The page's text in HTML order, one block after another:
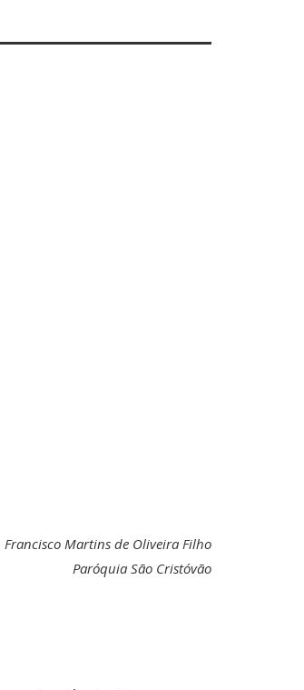
Francisco Martins de Oliveira Filho
Paróquia São Cristóvão